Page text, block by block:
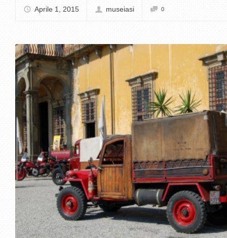
Aprile 1, 2015 museiasi 0